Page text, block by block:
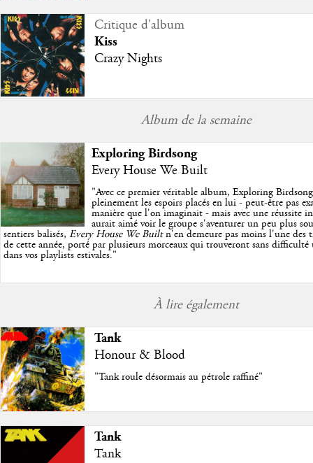
Critique d'album
Kiss
Crazy Nights
Album de la semaine
Exploring Birdsong
Every House We Built
"Avec ce premier véritable album, Exploring
pleinement les espoirs placés en lui - peut-être pas
manière que l'on imaginait - mais avec une réussite
aurait aimé voir le groupe s'aventurer un peu plus
sentiers balisés, Every House We Builtn'en demeure pas moins l'une des
de cette année, porté par plusieurs morceaux qui trouveront sans difficulté
dans vos playlists estivales."
À lire également
Tank
Honour & Blood
"Tank roule désormais au pétrole raffiné"
Tank
Tank